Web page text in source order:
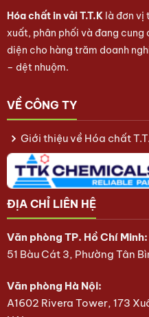
Hóa chất in vải T.T.Klà đơn vị
xuất, phân phối và đang
diện cho hàng trăm doanh
– dệt nhuộm.
VỀ CÔNG TY
Giới thiệu về Hóa chất
ĐỊA CHỈ LIÊN HỆ
Văn phòng TP. Hồ Chí Minh:
51 Bàu Cát 3, Phường Tân
Văn phòng Hà Nội:
A1602 Rivera Tower, 173